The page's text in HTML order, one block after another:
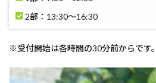
2部：13:30～16:30
※受付開始は各時間の30分前からです。